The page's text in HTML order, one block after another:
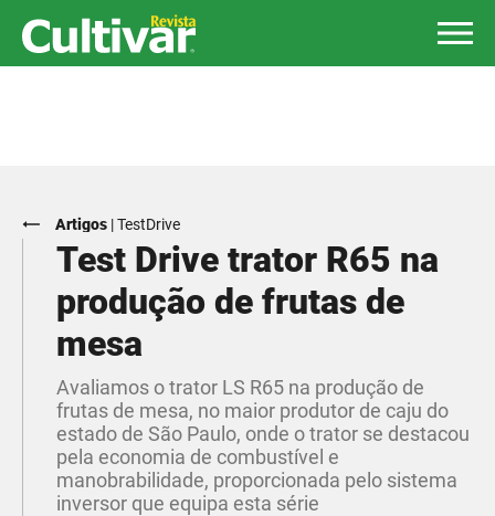
Artigos |TestDrive
Test Drive trator R65 na
produção de frutas de
mesa
Avaliamos o trator LS R65 na produção de
frutas de mesa, no maior produtor de caju do
estado de São Paulo, onde o trator se destacou
pela economia de combustível e
manobrabilidade, proporcionada pelo sistema
inversor que equipa esta série